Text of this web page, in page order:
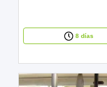
8 días